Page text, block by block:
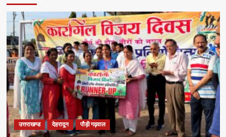
उत्तराखण्ड देहरादून पौड़ी गढ़वाल